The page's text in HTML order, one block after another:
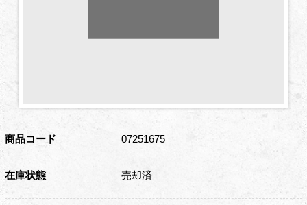
商品コード 07251675
在庫状態 売却済